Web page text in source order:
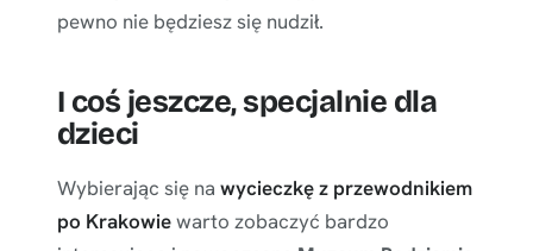
pewno nie będziesz się nudził.
I coś jeszcze, specjalnie dla
dzieci
Wybierając się na wycieczkę z przewodnikiem
po Krakowiewarto zobaczyć bardzo